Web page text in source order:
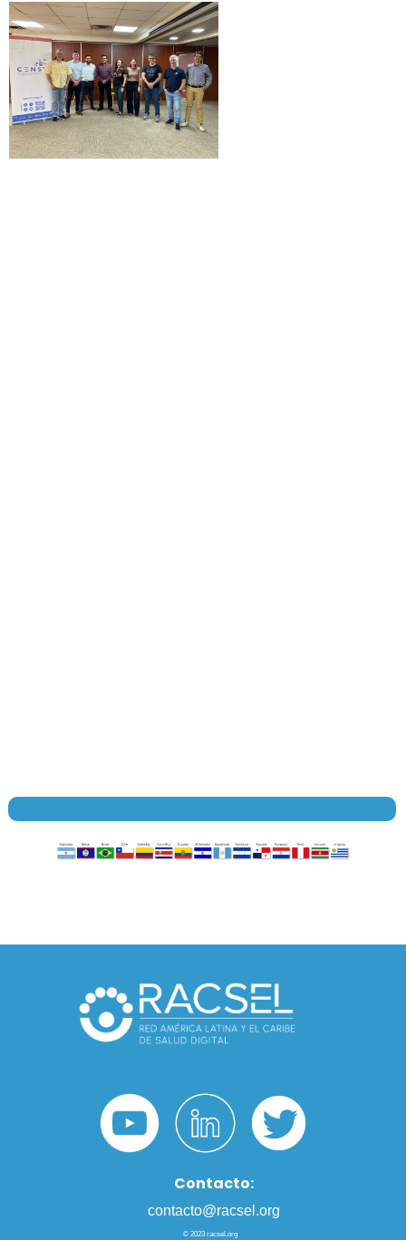
Contacto:
contacto@racsel.org
© 2023 racsel.org